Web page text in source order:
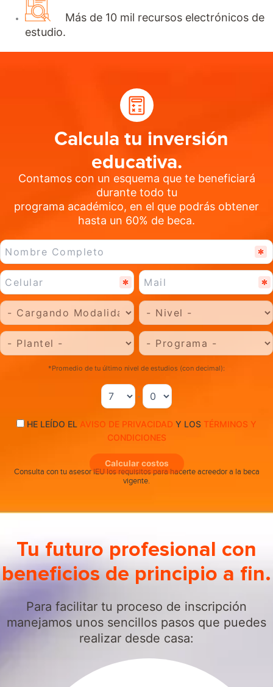
Más de 10 mil recursos electrónicos de
estudio.
Calcula tu inversión
educativa.
Contamos con un esquema que te beneficiará
durante todo tu
programa académico, en el que podrás obtener
hasta un 60% de beca.
*Promedio de tu último nivel de estudios (con decimal):
.
HE LEÍDO EL AVISO DE PRIVACIDAD Y LOS TÉRMINOS Y
CONDICIONES
Calcular costos
Consulta con tu asesor IEU los requisitos para hacerte acreedor a la beca
vigente.
Tu futuro profesional con
beneficios de principio a fin.
Para facilitar tu proceso de inscripción
manejamos unos sencillos pasos que puedes
realizar desde casa: